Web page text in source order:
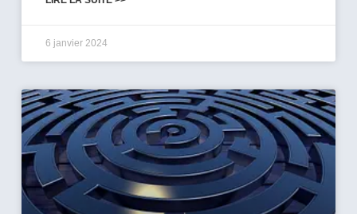
6 janvier 2024